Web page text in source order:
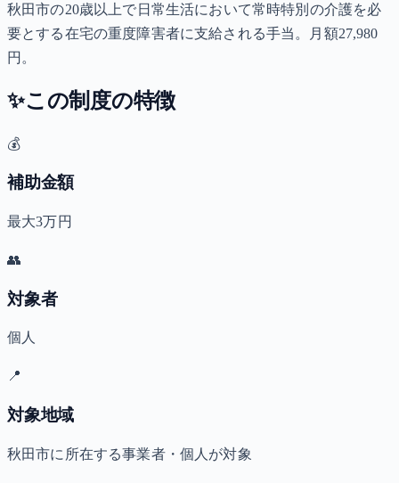
秋田市の20歳以上で日常生活において常時特別の介護を必
要とする在宅の重度障害者に支給される手当。月額27,980
円。
✨この制度の特徴
💰
補助金額
最大3万円
👥
対象者
個人
📍
対象地域
秋田市に所在する事業者・個人が対象